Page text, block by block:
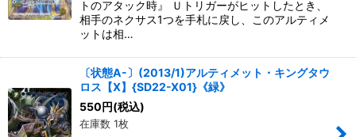
トのアタック時』 Ｕトリガーがヒットしたとき、
相手のネクサス1つを手札に戻し、このアルティメ
ットは相…
〔状態A-〕(2013/1)アルティメット・キングタウ
ロス【X】{SD22-X01}《緑》
550 円(税込)
在庫数 1枚